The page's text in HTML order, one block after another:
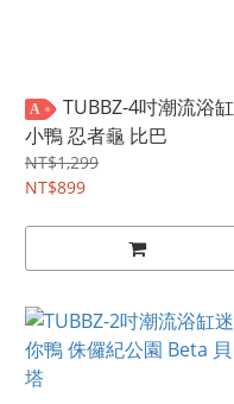
A
TUBBZ-4吋潮流浴缸
小鴨 忍者龜 比巴
NT$1,299
NT$899